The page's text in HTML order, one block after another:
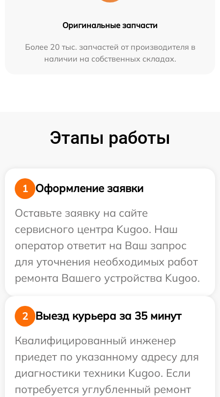
Оригинальные запчасти
Более 20 тыс. запчастей от производителя в
наличии на собственных складах.
Этапы работы
1
Оформление заявки
Оставьте заявку на сайте
сервисного центра Kugoo. Наш
оператор ответит на Ваш запрос
для уточнения необходимых работ
ремонта Вашего устройства Kugoo.
2
Выезд курьера за 35 минут
Квалифицированный инженер
приедет по указанному адресу для
диагностики техники Kugoo. Если
потребуется углубленный ремонт